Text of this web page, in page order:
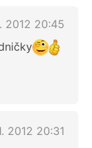
2012 20:45
2012 20:31